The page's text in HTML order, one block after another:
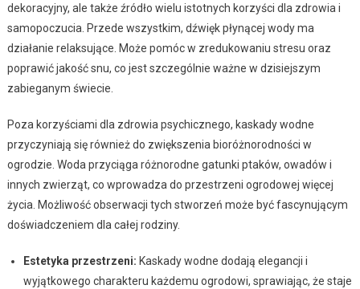
dekoracyjny, ale także źródło wielu istotnych korzyści dla zdrowia i
samopoczucia. Przede wszystkim, dźwięk płynącej wody ma
działanie relaksujące. Może pomóc w zredukowaniu stresu oraz
poprawić jakość snu, co jest szczególnie ważne w dzisiejszym
zabieganym świecie.
Poza korzyściami dla zdrowia psychicznego, kaskady wodne
przyczyniają się również do zwiększenia bioróżnorodności w
ogrodzie. Woda przyciąga różnorodne gatunki ptaków, owadów i
innych zwierząt, co wprowadza do przestrzeni ogrodowej więcej
życia. Możliwość obserwacji tych stworzeń może być fascynującym
doświadczeniem dla całej rodziny.
Estetyka przestrzeni: Kaskady wodne dodają elegancji i
wyjątkowego charakteru każdemu ogrodowi, sprawiając, że staje